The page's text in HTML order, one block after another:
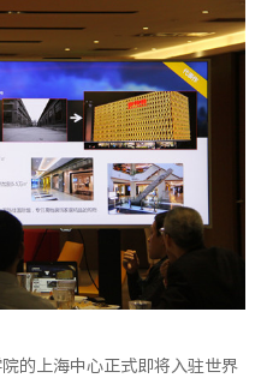
的上海中心正式即将入驻世界